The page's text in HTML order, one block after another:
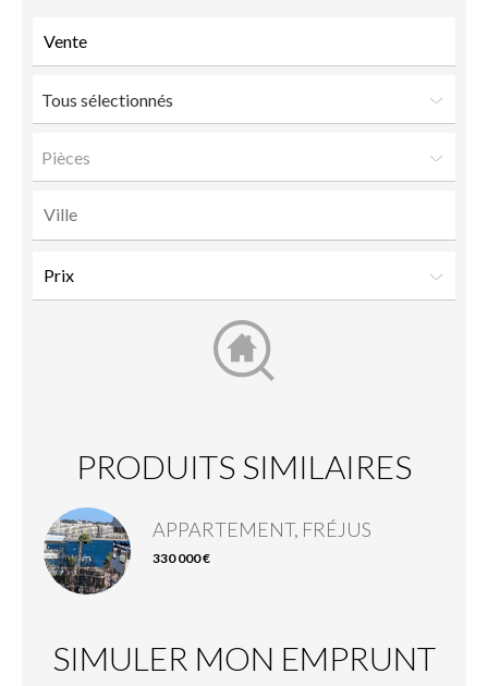
Tous sélectionnés
Pièces
PRODUITS SIMILAIRES
APPARTEMENT, FRÉJUS
330 000 €
SIMULER MON EMPRUNT